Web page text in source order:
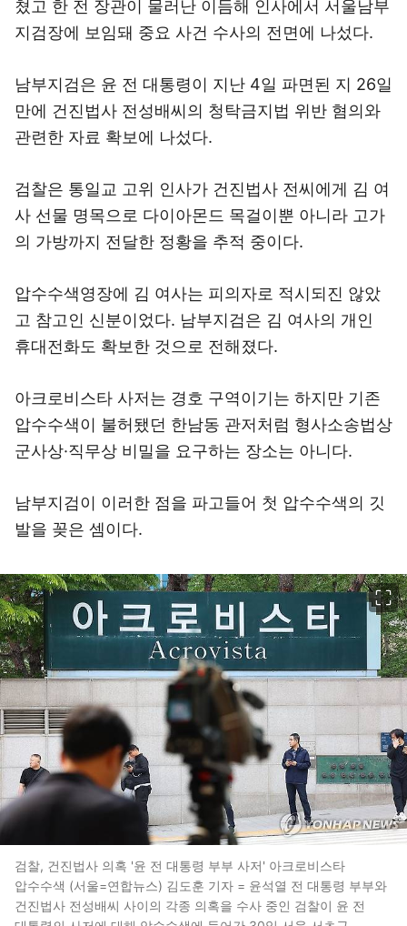
쳤고 한 전 장관이 물러난 이듬해 인사에서 서울남부
지검장에 보임돼 중요 사건 수사의 전면에 나섰다.
남부지검은 윤 전 대통령이 지난 4일 파면된 지 26일
만에 건진법사 전성배씨의 청탁금지법 위반 혐의와
관련한 자료 확보에 나섰다.
검찰은 통일교 고위 인사가 건진법사 전씨에게 김 여
사 선물 명목으로 다이아몬드 목걸이뿐 아니라 고가
의 가방까지 전달한 정황을 추적 중이다.
압수수색영장에 김 여사는 피의자로 적시되진 않았
고 참고인 신분이었다. 남부지검은 김 여사의 개인
휴대전화도 확보한 것으로 전해졌다.
아크로비스타 사저는 경호 구역이기는 하지만 기존
압수수색이 불허됐던 한남동 관저처럼 형사소송법상
군사상·직무상 비밀을 요구하는 장소는 아니다.
남부지검이 이러한 점을 파고들어 첫 압수수색의 깃
발을 꽂은 셈이다.
검찰, 건진법사 의혹 '윤 전 대통령 부부 사저' 아크로비스타
압수수색 (서울=연합뉴스) 김도훈 기자 = 윤석열 전 대통령 부부와
건진법사 전성배씨 사이의 각종 의혹을 수사 중인 검찰이 윤 전